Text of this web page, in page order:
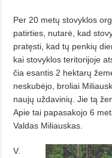
Per 20 metų stovyklos
patirties, nutarė, kad
pratęsti, kad tų penkių
kai stovyklos teritorijoje
čia esantis 2 hektarų
neskubėjo, broliai
naujų uždavinių. Jie tą
Apie tai papasakojo 6
Valdas Miliauskas.
V.